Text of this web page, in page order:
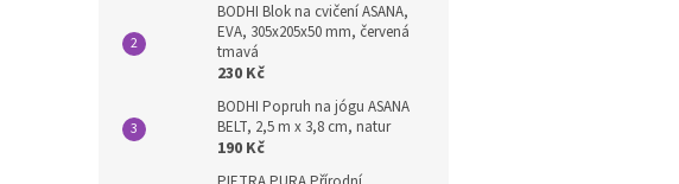
BODHI Blok na cvičení ASANA,
EVA, 305x205x50 mm, červená
tmavá
230 Kč
BODHI Popruh na jógu ASANA
BELT, 2,5 m x 3,8 cm, natur
190 Kč